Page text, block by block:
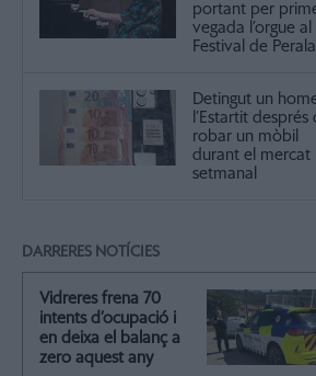
portant per
vegada l’orgue al
Festival de
Detingut un
l’Estartit després
robar un mòbil
durant el mercat
setmanal
DARRERES NOTÍCIES
Vidreres frena 70
intents d’ocupació i
en deixa el balanç a
zero aquest any